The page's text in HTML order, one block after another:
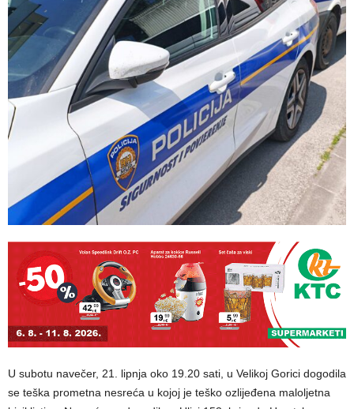
U subotu navečer, 21. lipnja oko 19.20 sati, u Velikoj Gorici dogodila
se teška prometna nesreća u kojoj je teško ozlijeđena maloljetna